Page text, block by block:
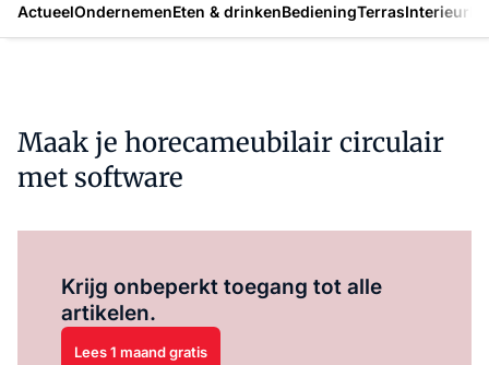
ActueelOndernemenEten & drinkenBedieningTerrasInterieur
Maak je horecameubilair circulair
met software
Krijg onbeperkt toegang tot alle
artikelen.
Lees 1 maand gratis